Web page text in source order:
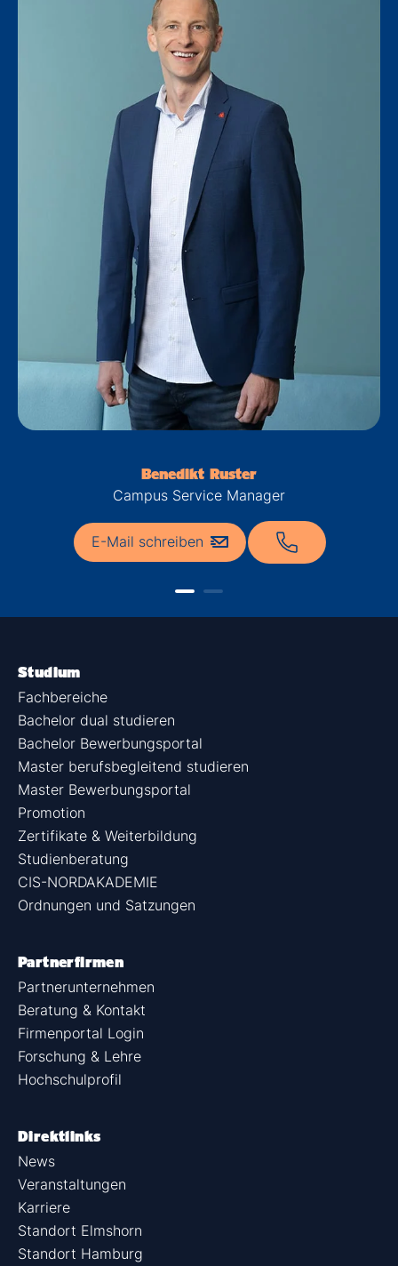
Benedikt Ruster
Campus Service Manager
E-Mail schreiben
Studium
Fachbereiche
Bachelor dual studieren
Bachelor Bewerbungsportal
Master berufsbegleitend studieren
Master Bewerbungsportal
Promotion
Zertifikate & Weiterbildung
Studienberatung
CIS-NORDAKADEMIE
Ordnungen und Satzungen
Partnerfirmen
Partnerunternehmen
Beratung & Kontakt
Firmenportal Login
Forschung & Lehre
Hochschulprofil
Direktlinks
News
Veranstaltungen
Karriere
Standort Elmshorn
Standort Hamburg